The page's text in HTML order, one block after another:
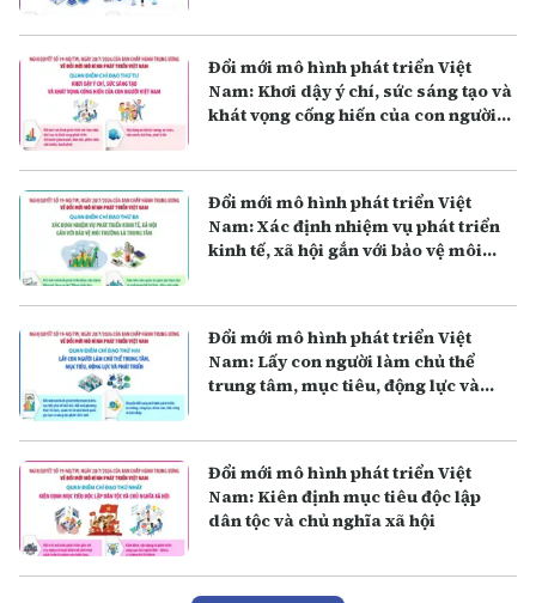
Đổi mới mô hình phát triển Việt
Nam: Khơi dậy ý chí, sức sáng tạo và
khát vọng cống hiến của con người
Đổi mới mô hình phát triển Việt
Nam: Xác định nhiệm vụ phát triển
kinh tế, xã hội gắn với bảo vệ môi
Đổi mới mô hình phát triển Việt
Nam: Lấy con người làm chủ thể
trung tâm, mục tiêu, động lực và
Đổi mới mô hình phát triển Việt
Nam: Kiên định mục tiêu độc lập
dân tộc và chủ nghĩa xã hội